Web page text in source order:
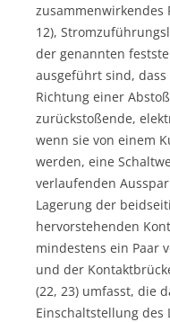
zusammenwirkendes
12),
der genannten
ausgeführt sind, dass
Richtung einer
zurückstoßende,
wenn sie von einem
werden, eine
verlaufenden
Lagerung der
hervorstehenden
mindestens ein Paar
und der
(22, 23) umfasst, die
Einschaltstellung des